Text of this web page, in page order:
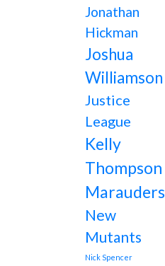
Jonathan
Hickman
Joshua
Williamson
Justice
League
Kelly
Thompson
Marauders
New
Mutants
Nick Spencer